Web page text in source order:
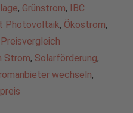
, Grünstrom,
IBC
Photovoltaik, Ökostrom,
Preisvergleich
Strom, Solarförderung,
wechseln,